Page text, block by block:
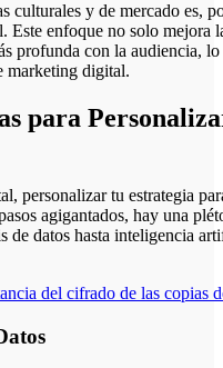
culturales y de mercado es,
Este enfoque no solo
profunda con la audiencia,
marketing digital.
para
personalizar tu estrategia
agigantados, hay una
de datos hasta inteligencia
del cifrado de las copias